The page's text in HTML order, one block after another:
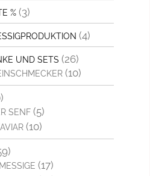
% (3)
(4)
UND SETS (26)
(10)
SENF (5)
(10)
(17)